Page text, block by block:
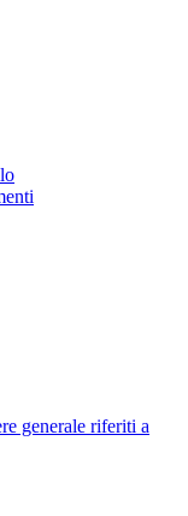
generale riferiti a